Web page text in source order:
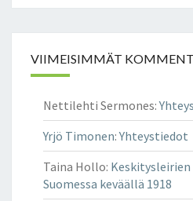
A
L
S
T
A
T
E
VIIMEISIMMÄT
Nettilehti Sermones:
Yrjö Timonen:Yhteystiedot
Taina Hollo:
Suomessa keväällä 1918